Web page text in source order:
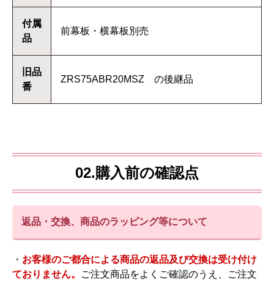
付属
品
前幕板・横幕板別売
旧品
番
ZRS75ABR20MSZ の後継品
02.購入前の確認点
返品・交換、商品のラッピング等について
・ お客様のご都合による商品の返品及び交換は受け付け
ておりません。
ご注文商品をよくご確認のうえ、ご注文